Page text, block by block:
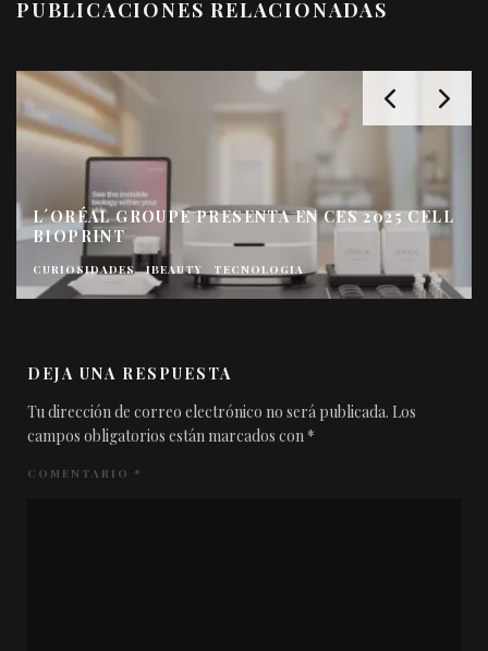
PUBLICACIONES RELACIONADAS
L´ORÉAL GROUPE PRESENTA EN CES 2025 CELL
BIOPRINT
CURIOSIDADES IBEAUTY TECNOLOGIA
DEJA UNA RESPUESTA
Tu dirección de correo electrónico no será publicada. Los
campos obligatorios están marcados con *
COMENTARIO *